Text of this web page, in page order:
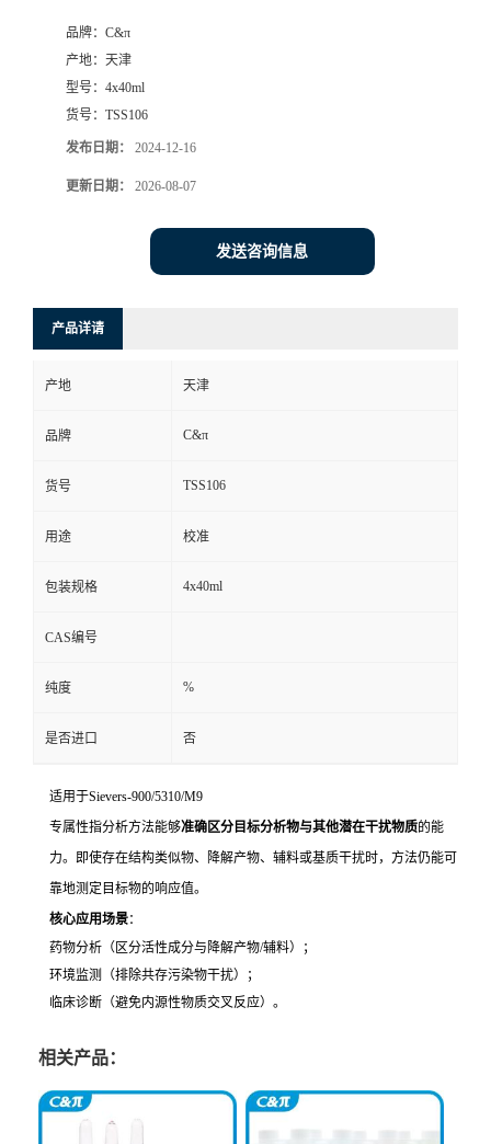
品牌： C&π
产地： 天津
型号： 4x40ml
货号： TSS106
发布日期： 2024-12-16
更新日期： 2026-08-07
发送咨询信息
产品详请
产地 天津
品牌 C&π
货号 TSS106
用途 校准
包装规格 4x40ml
CAS编号
纯度 %
是否进口 否
适用于Sievers-900/5310/M9
专属性指分析方法能够准确区分目标分析物与其他潜在干扰物质的能
力。即使存在结构类似物、降解产物、辅料或基质干扰时，方法仍能可
靠地测定目标物的响应值。
核心应用场景：
药物分析（区分活性成分与降解产物/辅料）；
环境监测（排除共存污染物干扰）；
临床诊断（避免内源性物质交叉反应）。
相关产品：